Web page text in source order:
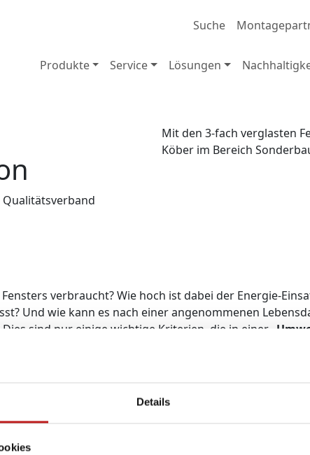
Details
Suche
Produkte Service Lösungen
Mit den 3-fach verglasten
Köber im Bereich
verbraucht? Wie hoch ist dabei der Energie-
Und wie kann es nach einer angenommenen
sind nur einige wichtige Kriterien, die in einer „
und bewertet werden. Für Kunststofffenster aus PVC-U
Langensalza jetzt vom Qualitätsverband
Association ivzw eine entsprechende Deklaration
der TMP-Fenster genau beurteilt werden.
des Energieverbrauches und der Ökobilanz
einiger Zeit hat TMP eine vergleichbare EPD für